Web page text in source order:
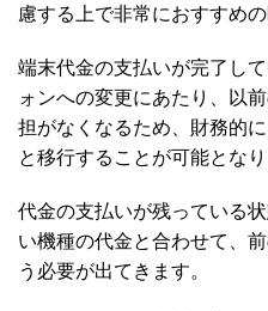
慮する上で非常におすすめの
端末代金の支払いが完了し
ォンへの変更にあたり、以
担がなくなるため、財務的
と移行することが可能となり
代金の支払いが残っている
い機種の代金と合わせて、
う必要が出てきます。